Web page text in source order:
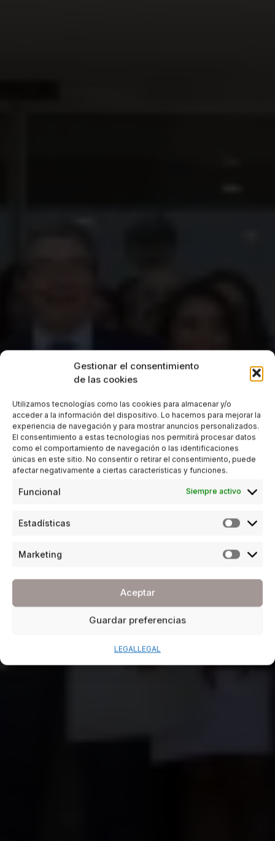
Gestionar el consentimiento
de las cookies
Utilizamos tecnologías como las cookies para almacenar y/o
acceder a la información del dispositivo. Lo hacemos para mejorar la
experiencia de navegación y para mostrar anuncios personalizados.
El consentimiento a estas tecnologías nos permitirá procesar datos
como el comportamiento de navegación o las identificaciones
únicas en este sitio. No consentir o retirar el consentimiento, puede
afectar negativamente a ciertas características y funciones.
Funcional Siempre activo
Estadísticas
Marketing
Aceptar
Guardar preferencias
LEGALLEGAL